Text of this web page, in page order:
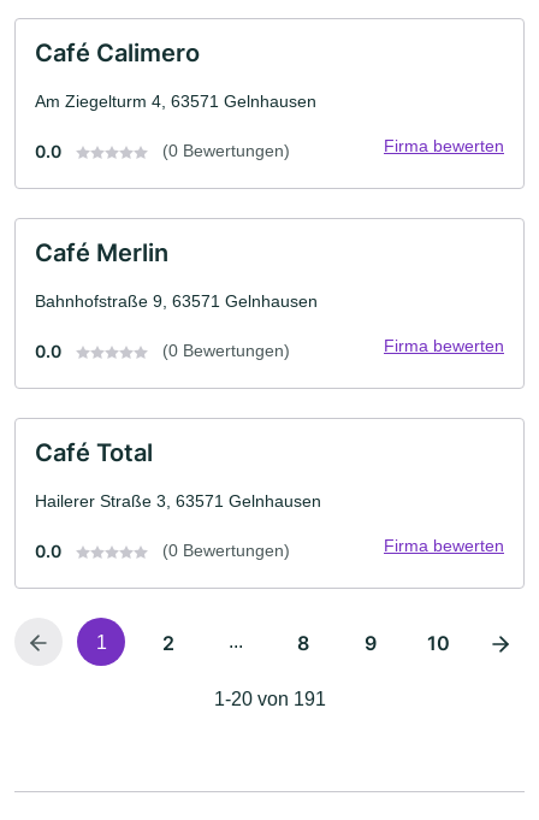
Café Calimero
Am Ziegelturm 4, 63571 Gelnhausen
0.0 (0 Bewertungen) Firma bewerten
Café Merlin
Bahnhofstraße 9, 63571 Gelnhausen
0.0 (0 Bewertungen) Firma bewerten
Café Total
Hailerer Straße 3, 63571 Gelnhausen
0.0 (0 Bewertungen) Firma bewerten
1 2 ... 8 9 10
1-20 von 191